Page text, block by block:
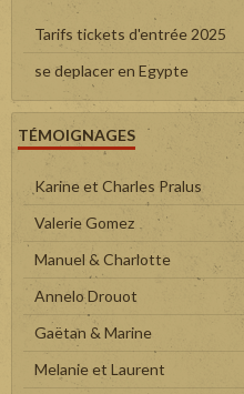
Tarifs tickets d'entrée 2025
se deplacer en Egypte
TÉMOIGNAGES
Karine et Charles Pralus
Valerie Gomez
Manuel & Charlotte
Annelo Drouot
Gaëtan & Marine
Melanie et Laurent